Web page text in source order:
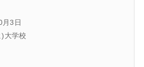
月3日
大学校